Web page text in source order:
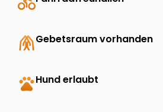
folded_handsGebetsraum vorhanden
petsHund erlaubt